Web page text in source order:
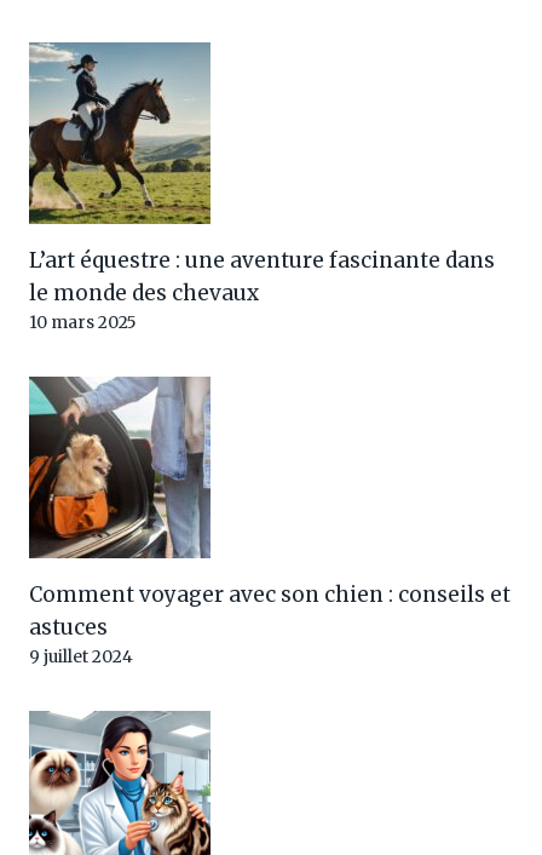
L’art équestre : une aventure fascinante dans
le monde des chevaux
10 mars 2025
Comment voyager avec son chien : conseils et
astuces
9 juillet 2024